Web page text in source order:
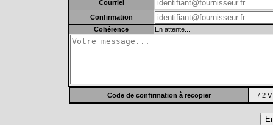
Courriel
Confirmation
Cohérence
En attente...
Code de confirmation à recopier 7 2